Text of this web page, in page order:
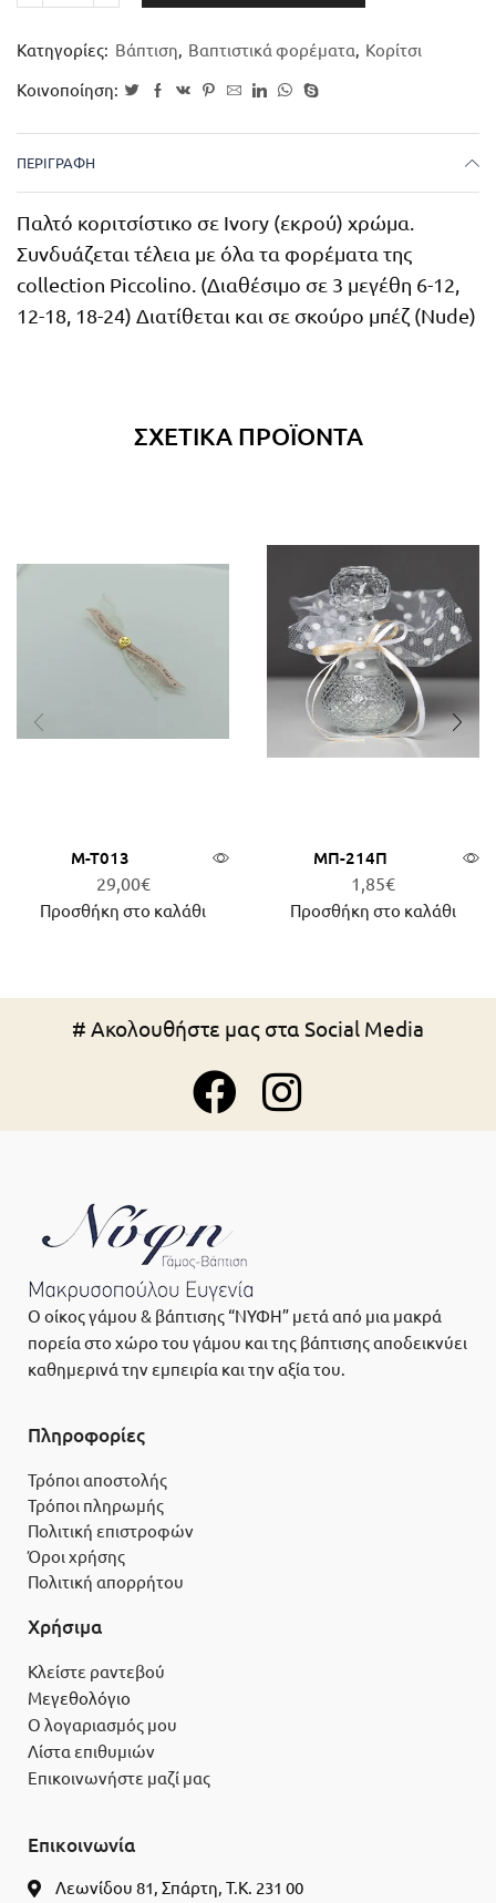
Κατηγορίες: Βάπτιση, Βαπτιστικά φορέματα, Κορίτσι
Κοινοποίηση:
ΠΕΡΙΓΡΑΦΉ
Παλτό κοριτσίστικο σε Ivory (εκρού) χρώμα.
Συνδυάζεται τέλεια με όλα τα φορέματα της
collection Piccolino. (Διαθέσιμο σε 3 μεγέθη 6-12,
12-18, 18-24) Διατίθεται και σε σκούρο μπέζ (Nude)
ΣΧΕΤΙΚΆ ΠΡΟΪΌΝΤΑ
Μ-Τ013
29,00€
Προσθήκη στο καλάθι
ΜΠ-214Π
1,85€
Προσθήκη στο καλάθι
# Ακολουθήστε μας στα Social Media
Ο οίκος γάμου & βάπτισης “ΝΥΦΗ” μετά από μια μακρά
πορεία στο χώρο του γάμου και της βάπτισης αποδεικνύει
καθημερινά την εμπειρία και την αξία του.
Πληροφορίες
Τρόποι αποστολής
Τρόποι πληρωμής
Πολιτική επιστροφών
Όροι χρήσης
Πολιτική απορρήτου
Χρήσιμα
Κλείστε ραντεβού
Μεγεθολόγιο
Ο λογαριασμός μου
Λίστα επιθυμιών
Επικοινωνήστε μαζί μας
Επικοινωνία
Λεωνίδου 81, Σπάρτη, Τ.Κ. 231 00